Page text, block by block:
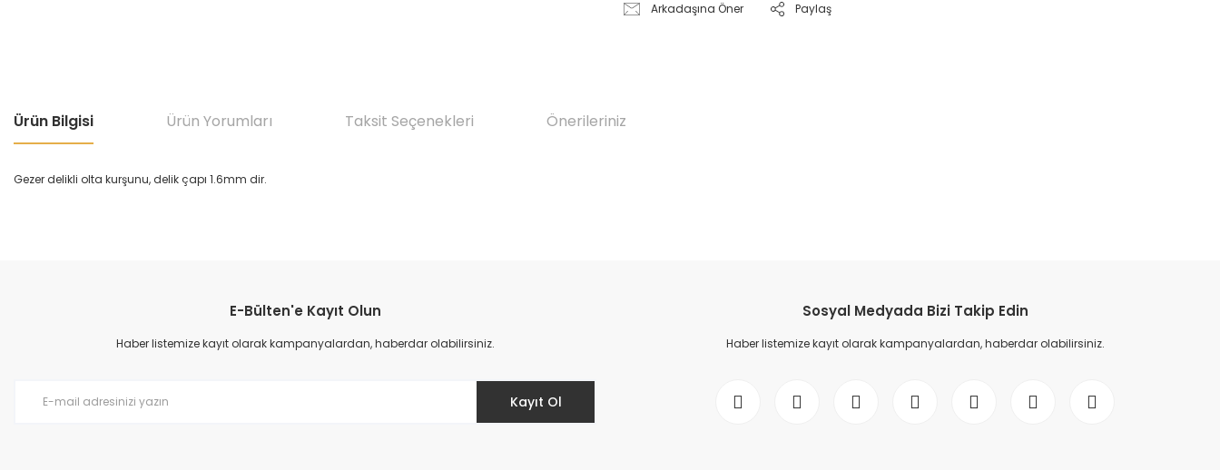
Arkadaşına Öner Paylaş
Ürün Bilgisi Ürün Yorumları Taksit Seçenekleri Önerileriniz
Gezer delikli olta kurşunu, delik çapı 1.6mm dir.
Ürün resmi kalitesiz, bozuk veya görüntülenemiyor.
Ürün açıklamasında eksik bilgiler bulunuyor.
E-Bülten'e Kayıt Olun
Haber listemize kayıt olarak kampanyalardan, haberdar olabilirsiniz.
Kayıt Ol
Sosyal Medyada Bizi Takip Edin
Haber listemize kayıt olarak kampanyalardan, haberdar olabilirsiniz.